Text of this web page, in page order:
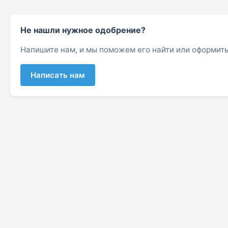
Не нашли нужное одобрение?
Напишите нам, и мы поможем его найти или
Написать нам